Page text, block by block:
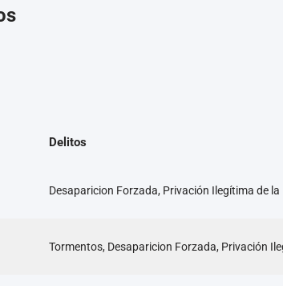
Delitos
Desaparicion Forzada, Privación Ilegítima de
Tormentos, Desaparicion Forzada, Privación